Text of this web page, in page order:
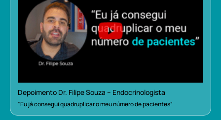
Depoimento Dr. Filipe Souza – Endocrinologista
“Eu já consegui quadruplicar o meu número de pacientes”